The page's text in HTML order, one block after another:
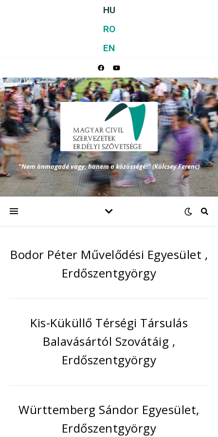
HU
RO
EN
"Nem önmagadé vagy, hanem a közösségé!" (Kölcsey Ferenc)
Bodor Péter Művelődési Egyesület ,
Erdőszentgyörgy
Kis-Küküllő Térségi Társulás
Balavásártól Szovátáig ,
Erdőszentgyörgy
Württemberg Sándor Egyesület,
Erdőszentgyörgy